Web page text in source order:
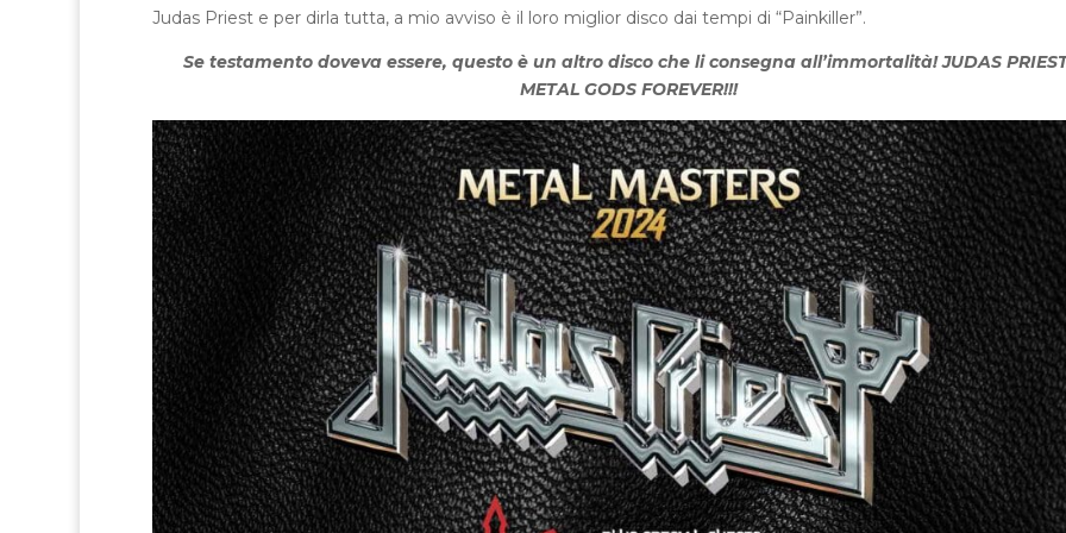
Judas Priest e per dirla tutta, a mio avviso è il loro miglior disco dai tempi di “Painkiller”.
Se testamento doveva essere, questo è un altro disco che li consegna all’immortalità! JUDAS
METAL GODS FOREVER!!!